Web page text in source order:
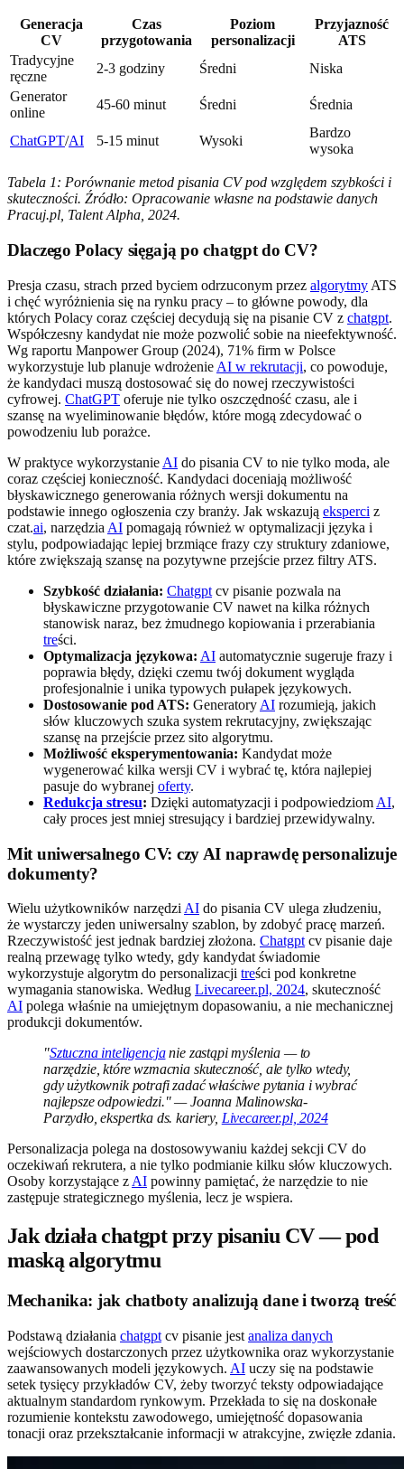
Generacja
CV
Czas
przygotowania
Poziom
personalizacji
Przyjazność
ATS
Tradycyjne
ręczne
2-3 godziny Średni
Niska
Generator
online
45-60 minut Średni Średnia
ChatGPT/AI 5-15 minut Wysoki
Bardzo
wysoka
Tabela 1: Porównanie metod pisania CV pod względem szybkości i
skuteczności. Źródło: Opracowanie własne na podstawie danych
Pracuj.pl, Talent Alpha, 2024.
Dlaczego Polacy sięgają po chatgpt do CV?
Presja czasu, strach przed byciem odrzuconym przez algorytmy ATS
i chęć wyróżnienia się na rynku pracy – to główne powody, dla
których Polacy coraz częściej decydują się na pisanie CV z chatgpt.
Współczesny kandydat nie może pozwolić sobie na nieefektywność.
Wg raportu Manpower Group (2024), 71% firm w Polsce
wykorzystuje lub planuje wdrożenie AI w rekrutacji, co powoduje,
że kandydaci muszą dostosować się do nowej rzeczywistości
cyfrowej. ChatGPT oferuje nie tylko oszczędność czasu, ale i
szansę na wyeliminowanie błędów, które mogą zdecydować o
powodzeniu lub porażce.
W praktyce wykorzystanie AI do pisania CV to nie tylko moda, ale
coraz częściej konieczność. Kandydaci doceniają możliwość
błyskawicznego generowania różnych wersji dokumentu na
podstawie innego ogłoszenia czy branży. Jak wskazują eksperci z
czat.ai, narzędzia AI pomagają również w optymalizacji języka i
stylu, podpowiadając lepiej brzmiące frazy czy struktury zdaniowe,
które zwiększają szansę na pozytywne przejście przez filtry ATS.
Szybkość działania: Chatgpt cv pisanie pozwala na
błyskawiczne przygotowanie CV nawet na kilka różnych
stanowisk naraz, bez żmudnego kopiowania i przerabiania
treści.
Optymalizacja językowa: AI automatycznie sugeruje frazy i
poprawia błędy, dzięki czemu twój dokument wygląda
profesjonalnie i unika typowych pułapek językowych.
Dostosowanie pod ATS: Generatory AI rozumieją, jakich
słów kluczowych szuka system rekrutacyjny, zwiększając
szansę na przejście przez sito algorytmu.
Możliwość eksperymentowania: Kandydat może
wygenerować kilka wersji CV i wybrać tę, która najlepiej
pasuje do wybranej oferty.
Redukcja stresu: Dzięki automatyzacji i podpowiedziom AI,
cały proces jest mniej stresujący i bardziej przewidywalny.
Mit uniwersalnego CV: czy AI naprawdę personalizuje
dokumenty?
Wielu użytkowników narzędzi AI do pisania CV ulega złudzeniu,
że wystarczy jeden uniwersalny szablon, by zdobyć pracę marzeń.
Rzeczywistość jest jednak bardziej złożona. Chatgpt cv pisanie daje
realną przewagę tylko wtedy, gdy kandydat świadomie
wykorzystuje algorytm do personalizacji treści pod konkretne
wymagania stanowiska. Według Livecareer.pl, 2024, skuteczność
AI polega właśnie na umiejętnym dopasowaniu, a nie mechanicznej
produkcji dokumentów.
"Sztuczna inteligencjanie zastąpi myślenia — to
narzędzie, które wzmacnia skuteczność, ale tylko wtedy,
gdy użytkownik potrafi zadać właściwe pytania i wybrać
najlepsze odpowiedzi." — Joanna Malinowska-
Parzydło, ekspertka ds. kariery, Livecareer.pl, 2024
Personalizacja polega na dostosowywaniu każdej sekcji CV do
oczekiwań rekrutera, a nie tylko podmianie kilku słów kluczowych.
Osoby korzystające z AI powinny pamiętać, że narzędzie to nie
zastępuje strategicznego myślenia, lecz je wspiera.
Jak działa chatgpt przy pisaniu CV — pod
maską algorytmu
Mechanika: jak chatboty analizują dane i tworzą treść
Podstawą działania chatgpt cv pisanie jest analiza danych
wejściowych dostarczonych przez użytkownika oraz wykorzystanie
zaawansowanych modeli językowych. AI uczy się na podstawie
setek tysięcy przykładów CV, żeby tworzyć teksty odpowiadające
aktualnym standardom rynkowym. Przekłada to się na doskonałe
rozumienie kontekstu zawodowego, umiejętność dopasowania
tonacji oraz przekształcanie informacji w atrakcyjne, zwięzłe zdania.